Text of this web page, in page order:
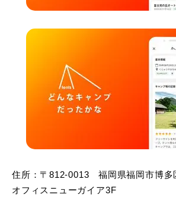
住所：〒812-0013 福岡県福岡市博多
オフィスニューガイア3F